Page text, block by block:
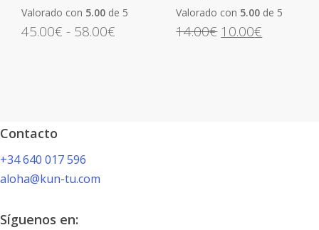
Valorado con 5.00 de 5
45.00€ - 58.00€
Valorado con 5.00 de 5
14.00€ El
10.00€
Contacto
+34 640 017 596
aloha@kun-tu.com
Síguenos en: